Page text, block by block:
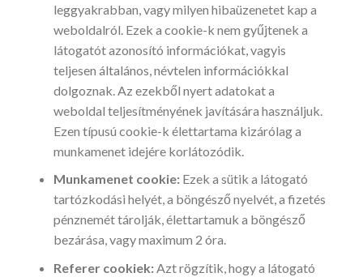
leggyakrabban, vagy milyen hibaüzenetet kap a
weboldalról. Ezek a cookie-k nem gyűjtenek a
látogatót azonosító információkat, vagyis
teljesen általános, névtelen információkkal
dolgoznak. Az ezekből nyert adatokat a
weboldal teljesítményének javítására használjuk.
Ezen típusú cookie-k élettartama kizárólag a
munkamenet idejére korlátozódik.
Munkamenet cookie: Ezek a sütik a látogató
tartózkodási helyét, a böngésző nyelvét, a fizetés
pénznemét tárolják, élettartamuk a böngésző
bezárása, vagy maximum 2 óra.
Referer cookiek:Azt rögzítik, hogy a látogató